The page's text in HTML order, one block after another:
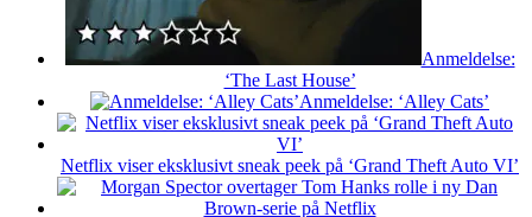
Anmeldelse:
‘The Last House’
Anmeldelse: ‘Alley Cats’
Netflix viser eksklusivt sneak peek på ‘Grand Theft Auto VI’